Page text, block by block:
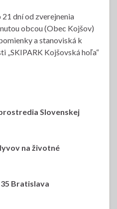
dní od zverejnenia
obcou (Obec Kojšov)
a stanoviská k
„SKIPARK Kojšovská hoľa“
Slovenskej
na životné
Bratislava